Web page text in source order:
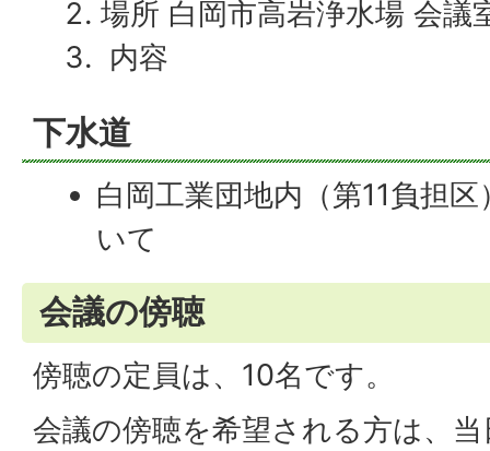
場所 白岡市高岩浄水場 会議
内容
下水道
白岡工業団地内（第11負担
いて
会議の傍聴
傍聴の定員は、10名です。
会議の傍聴を希望される方は、